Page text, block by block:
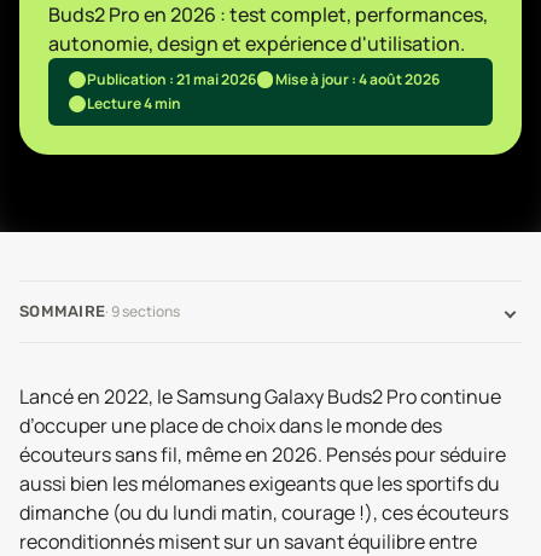
Buds2 Pro en 2026 : test complet, performances,
autonomie, design et expérience d'utilisation.
Publication : 21 mai 2026
Mise à jour : 4 août 2026
Lecture 4 min
SOMMAIRE· 9sections
Lancé en 2022, le Samsung Galaxy Buds2 Pro continue
d’occuper une place de choix dans le monde des
écouteurs sans fil, même en 2026. Pensés pour séduire
aussi bien les mélomanes exigeants que les sportifs du
dimanche (ou du lundi matin, courage !), ces écouteurs
reconditionnés misent sur un savant équilibre entre